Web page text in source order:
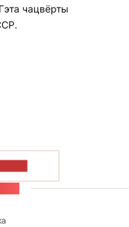
чацвёрты